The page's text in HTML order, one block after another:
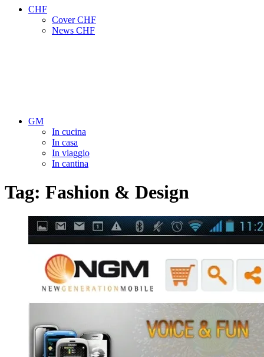
CHF
Cover CHF
News CHF
GM
In cucina
In casa
In viaggio
In cantina
Tag: Fashion & Design